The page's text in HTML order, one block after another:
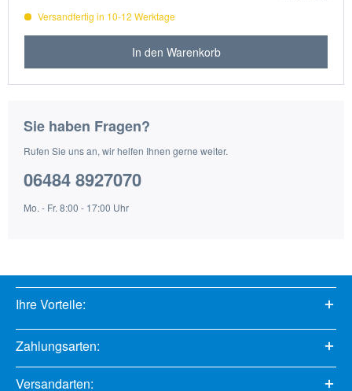
Versandfertig in 10-12 Werktage
In den Warenkorb
Sie haben Fragen?
Rufen Sie uns an, wir helfen Ihnen gerne weiter.
06484 8927070
Mo. - Fr. 8:00 - 17:00 Uhr
Ihre Vorteile:
Zahlungsarten:
Versandarten: